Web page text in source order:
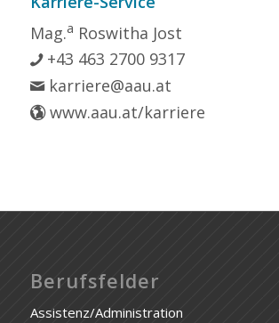
Mag.a Roswitha Jost
+43 463 2700 9317
karriere@aau.at
www.aau.at/karriere
Berufsfelder
Assistenz/Administration